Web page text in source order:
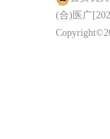
(合)医广